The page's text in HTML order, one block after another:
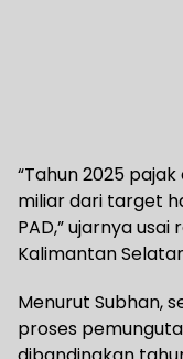
“Tahun 2025
miliar dari target
PAD,” ujarnya
Kalimantan
Menurut Subhan,
proses